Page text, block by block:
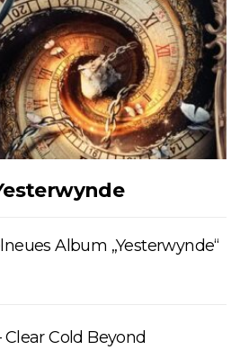
Album „Yesterwynde“
Clear Cold Beyond